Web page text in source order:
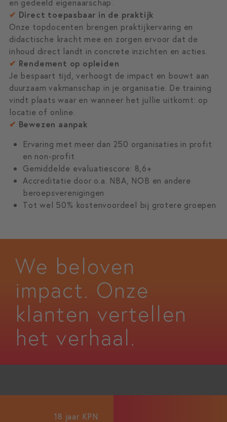
✔ Direct toepasbaar in de praktijk
Onze topdocenten brengen praktijkervaring en
didactische kracht mee en zorgen ervoor dat de
inhoud direct landt in concrete inzichten en acties.
✔ Rendement op opleiden
Je bespaart tijd, verhoogt de impact en bouwt aan
duurzaam vakmanschap in je organisatie. De training
vindt plaats waar en wanneer het jullie uitkomt: op
locatie of online.
✔ Bewezen aanpak
Ervaring met meer dan 250 organisaties in profit
en non-profit
Gemiddelde evaluatiescore: 8,6+
Accreditatie door o.a. NBA, NOB en andere
beroepsverenigingen
Tot wel 50% kostenvoordeel bij grotere groepen
We beloven
impact. Onze
klanten vertellen
het verhaal.
18 jaar KPN